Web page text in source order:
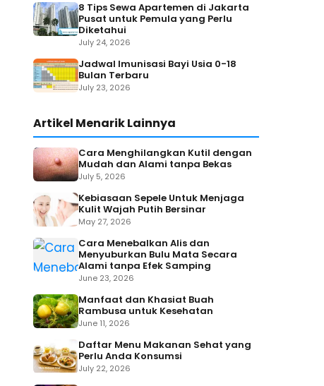
8 Tips Sewa Apartemen di Jakarta
Pusat untuk Pemula yang Perlu
Diketahui
July 24, 2026
Jadwal Imunisasi Bayi Usia 0-18
Bulan Terbaru
July 23, 2026
Artikel Menarik Lainnya
Cara Menghilangkan Kutil dengan
Mudah dan Alami tanpa Bekas
July 5, 2026
Kebiasaan Sepele Untuk Menjaga
Kulit Wajah Putih Bersinar
May 27, 2026
Cara Menebalkan Alis dan
Menyuburkan Bulu Mata Secara
Alami tanpa Efek Samping
June 23, 2026
Manfaat dan Khasiat Buah
Rambusa untuk Kesehatan
June 11, 2026
Daftar Menu Makanan Sehat yang
Perlu Anda Konsumsi
July 22, 2026